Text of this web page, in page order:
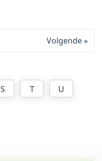
Volgende
S T
U